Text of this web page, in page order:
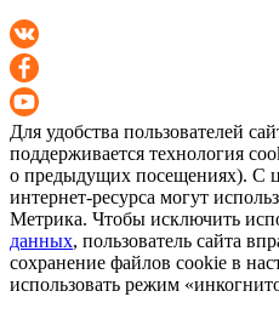
Для удобства пользователей
поддерживается технология
о предыдущих посещениях). С
интернет-ресурса могут
Метрика. Чтобы исключить
данных, пользователь сайта
сохранение файлов cookie в
использовать режим